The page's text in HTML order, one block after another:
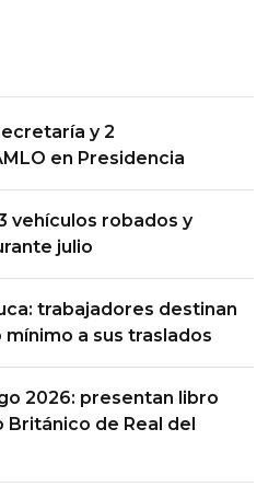
y 2
en Presidencia
vehículos robados y
julio
trabajadores destinan
mínimo a sus traslados
2026: presentan libro
de Real del